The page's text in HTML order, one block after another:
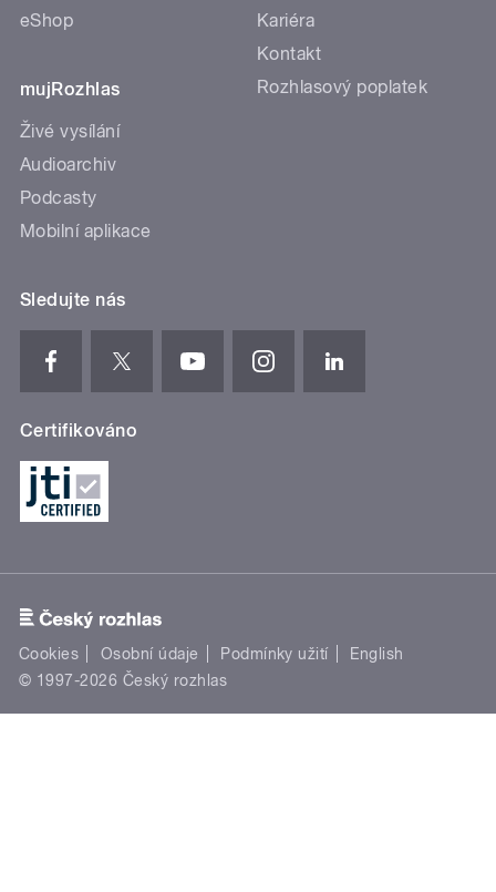
eShop
mujRozhlas
Živé vysílání
Audioarchiv
Podcasty
Mobilní aplikace
Kariéra
Kontakt
Rozhlasový poplatek
Sledujte nás
Certifikováno
Cookies Osobní údaje Podmínky užití
English
© 1997-2026 Český rozhlas